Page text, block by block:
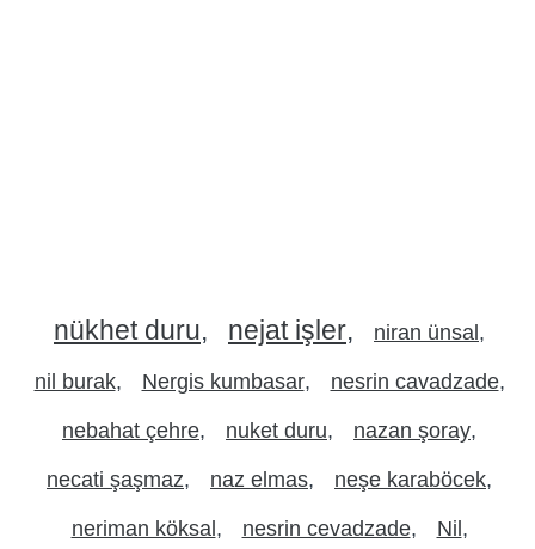
nükhet duru nejat işler niran ünsal
nil burak Nergis kumbasar nesrin cavadzade
nebahat çehre nuket duru nazan şoray
necati şaşmaz naz elmas neşe karaböcek
neriman köksal nesrin cevadzade Nil